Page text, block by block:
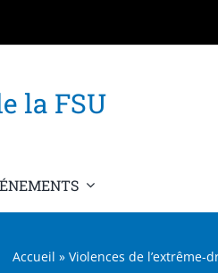
la FSU
Accueil » Violences de l’extrême-